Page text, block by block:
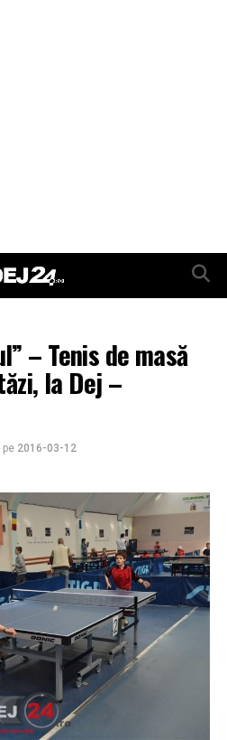
– Tenis de masă
la Dej –
pe 2016-03-12